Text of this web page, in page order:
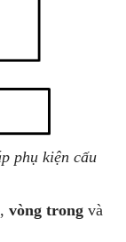
phụ kiện cấu
, vòng trong và